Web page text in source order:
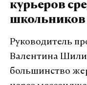
камеры под
а также
соглашения»,—
По его словам,
курьеров
школьников
Руководитель
Валентина
большинство